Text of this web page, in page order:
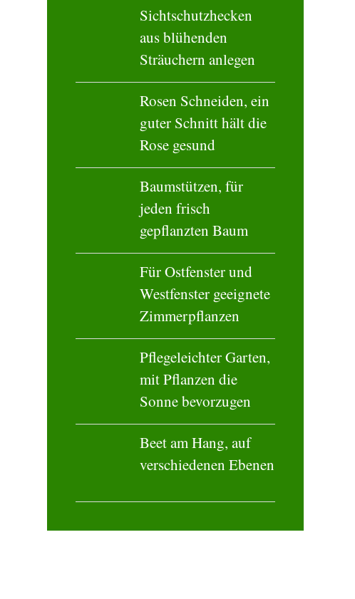
Sichtschutzhecken
aus blühenden
Sträuchern anlegen
Rosen Schneiden, ein
guter Schnitt hält die
Rose gesund
Baumstützen, für
jeden frisch
gepflanzten Baum
Für Ostfenster und
Westfenster geeignete
Zimmerpflanzen
Pflegeleichter Garten,
mit Pflanzen die
Sonne bevorzugen
Beet am Hang, auf
verschiedenen Ebenen